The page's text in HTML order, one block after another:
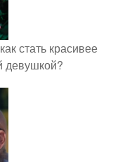
стать красивее
девушкой?